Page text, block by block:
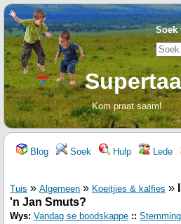
Soek
Kom praat saam!
Blog Soek Hulp Lede
Tuis » Algemeen » Koeitjies & kalfies »
'n Jan Smuts?
Wys: Vandag se boodskappe ::